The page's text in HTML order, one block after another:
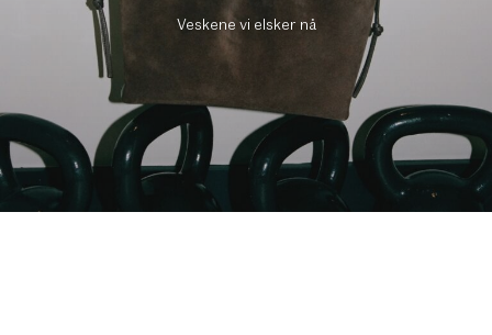
Veskene vi elsker nå